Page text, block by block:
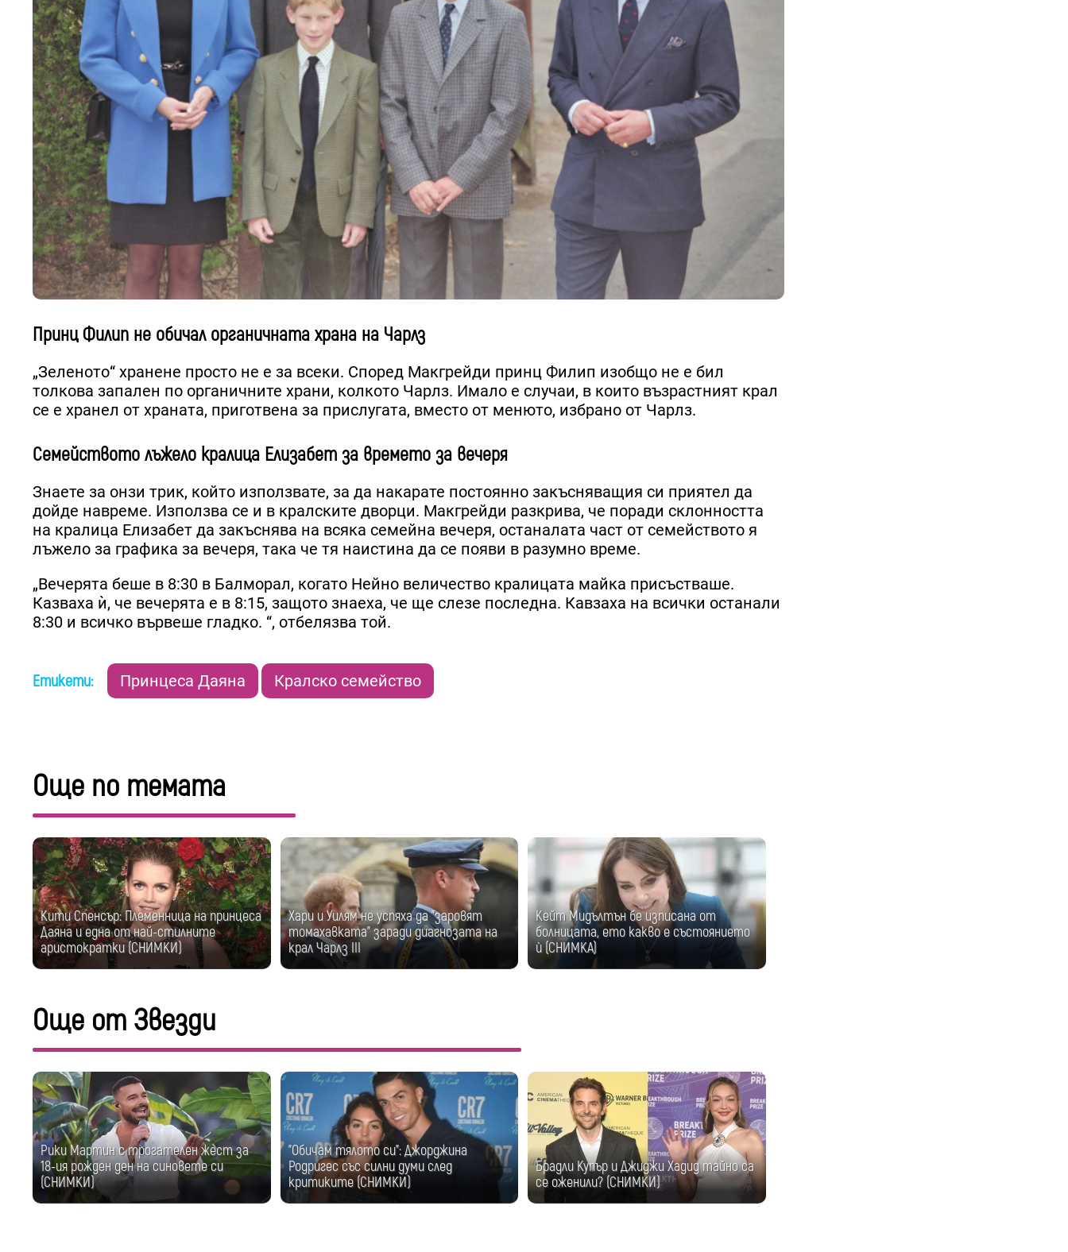
Принц Филип не обичал органичната храна на Чарлз
„Зеленото“ хранене просто не е за всеки. Според Макгрейди принц Филип изобщо не е бил
толкова запален по органичните храни, колкото Чарлз. Имало е случаи, в които възрастният крал
се е хранел от храната, приготвена за прислугата, вместо от менюто, избрано от Чарлз.
Семейството лъжело кралица Елизабет за времето за вечеря
Знаете за онзи трик, който използвате, за да накарате постоянно закъсняващия си приятел да
дойде навреме. Използва се и в кралските дворци. Макгрейди разкрива, че поради склонността
на кралица Елизабет да закъснява на всяка семейна вечеря, останалата част от семейството я
лъжело за графика за вечеря, така че тя наистина да се появи в разумно време.
„Вечерята беше в 8:30 в Балморал, когато Нейно величество кралицата майка присъстваше.
Казваха ѝ, че вечерята е в 8:15, защото знаеха, че ще слезе последна. Кавзаха на всички останали
8:30 и всичко вървеше гладко. “, отбелязва той.
Етикети: Принцеса Даяна Кралско семейство
Още по темата
Кити Спенсър: Племенница на принцеса
Даяна и една от най-стилните
аристократки (СНИМКИ)
Хари и Уилям не успяха да "заровят
томахавката" заради диагнозата на
крал Чарлз III
Кейт Мидълтън бе изписана от
болницата, ето какво е състоянието
ѝ (СНИМКА)
Още от Звезди
Рики Мартин с трогателен жест за
18-ия рожден ден на синовете си
(СНИМКИ)
"Обичам тялото си": Джорджина
Родригес със силни думи след
критиките (СНИМКИ)
Брадли Купър и Джиджи Хадид тайно са
се оженили? (СНИМКИ)